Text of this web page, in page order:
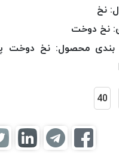
نخ
نخ دوخت
بندی محصول: نخ دوخت
40